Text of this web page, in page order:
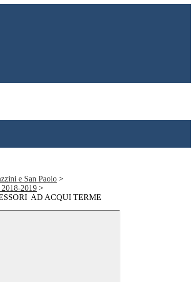
e San Paolo >
2019 >
AD ACQUI TERME